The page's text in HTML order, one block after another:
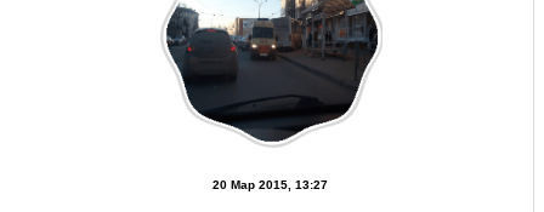
20 Мар 2015, 13:27